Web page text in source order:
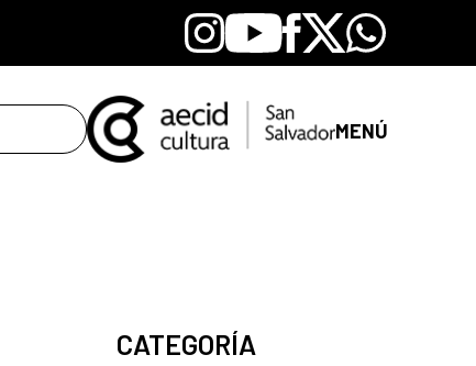
Instagram
YoutubeFacebook
X Whatsapp
MENÚ
CATEGORÍA